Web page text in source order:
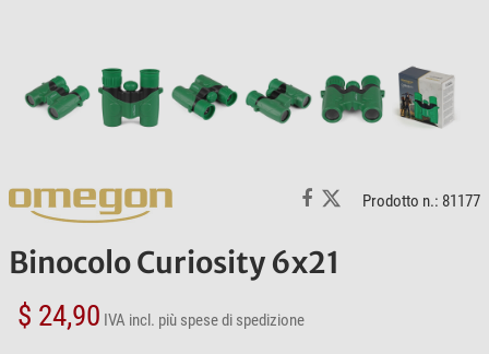
Prodotto n.: 81177
Binocolo Curiosity 6x21
$ 24,90 IVA incl. più spese di spedizione